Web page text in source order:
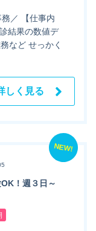
／ 【仕事内
結果の数値デ
など せっかく
しく見る
NEW!
！週３日～